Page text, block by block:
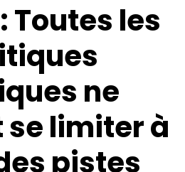
Toutes les
ne
limiter à
pistes